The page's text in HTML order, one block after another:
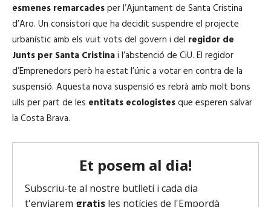
d
'
à
u
d
i
o
esmenes remarcadesper l’Ajuntament de Santa Cristina
d’Aro. Un consistori que ha decidit suspendre el projecte
urbanístic amb els vuit vots del govern i del regidor de
Junts per Santa Cristinai l’abstenció de CiU. El regidor
d’Emprenedors però ha estat l’únic a votar en contra de la
suspensió. Aquesta nova suspensió es rebrà amb molt bons
ulls per part de les entitats ecologistesque esperen salvar
la Costa Brava.